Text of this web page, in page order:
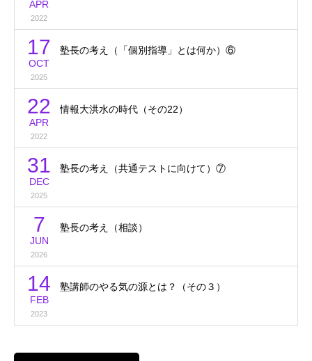
APR
2022
17
OCT
2025
塾長の考え（「個別指導」とは何か）⑥
22
APR
2022
情報大洪水の時代（その22）
31
DEC
2025
塾長の考え（共通テストに向けて）⑦
7
JUN
2026
塾長の考え（相談）
14
FEB
2023
塾講師のやる気の源とは？（その３）